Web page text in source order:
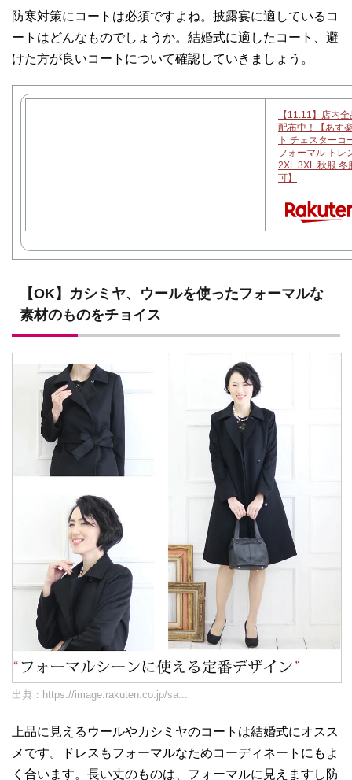
防寒対策にコートは必須ですよね。披露宴に適しているコ
ートはどんなものでしょうか。結婚式に適したコート、避
けた方が良いコートについて確認していきましょう。
【11.11】店内
配布中！【あす
ト チェスターコ
フォーマル トレ
2XL 3XL 秋服 冬
可】
【OK】カシミヤ、ウールを使ったフォーマルな
素材のものをチョイス
出典： https://image.rakuten.co.jp/sa...
上品に見えるウールやカシミヤのコートは結婚式にオスス
メです。ドレスもフォーマルなためコーディネートにもよ
く合います。長い丈のものは、フォーマルに見えますし防